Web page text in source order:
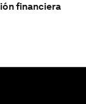
financiera